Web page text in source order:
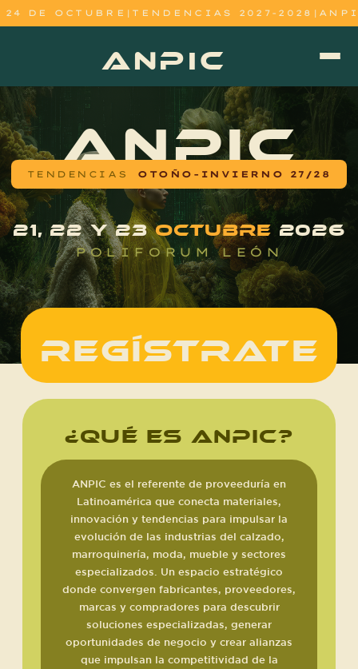
|TENDENCIAS 2027-2028| ANPIC
ANPIC
ANPIC
TENDENCIAS OTOÑO-INVIERNO 27/28
21, 22 Y 23OCTUBRE2026
POLIFORUM LEÓN
REGÍSTRATE
¿QUÉ ES ANPIC?
ANPIC es el referente de proveeduría en
Latinoamérica que conecta materiales,
innovación y tendencias para impulsar la
evolución de las industrias del calzado,
marroquinería, moda, mueble y sectores
especializados. Un espacio estratégico
donde convergen fabricantes, proveedores,
marcas y compradores para descubrir
soluciones especializadas, generar
oportunidades de negocio y crear alianzas
que impulsan la competitividad de la